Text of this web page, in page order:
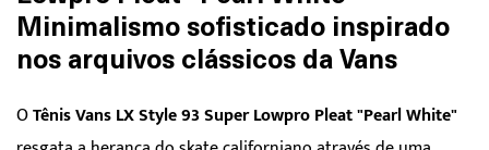
Minimalismo sofisticado inspirado
nos arquivos clássicos da Vans
OTênis Vans LX Style 93 Super Lowpro Pleat "Pearl White"